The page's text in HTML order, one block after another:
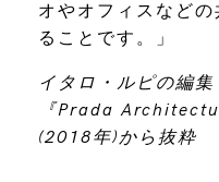
オやオフィスなど
ることです。」
イタロ・ルピの編
『Prada
(2018年)から抜粋